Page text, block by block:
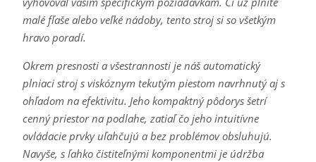
malé fľaše alebo veľké nádoby, tento stroj si so všetkým
hravo poradí.
Okrem presnosti a všestrannosti je náš automatický
plniaci stroj s viskóznym tekutým piestom navrhnutý aj s
ohľadom na efektivitu. Jeho kompaktný pôdorys šetrí
cenný priestor na podlahe, zatiaľ čo jeho intuitívne
ovládacie prvky uľahčujú a bez problémov obsluhujú.
Navyše, s ľahko čistiteľnými komponentmi je údržba